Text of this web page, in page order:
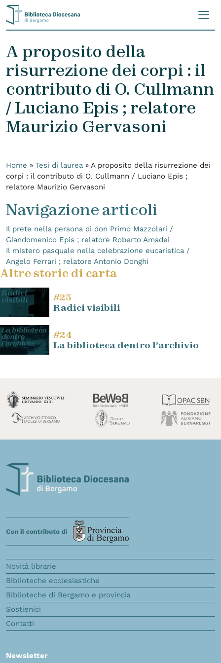
Skip to content
A proposito della
risurrezione dei corpi : il
contributo di O. Cullmann
/ Luciano Epis ; relatore
Maurizio Gervasoni
Home » Tesi di laurea » A proposito della risurrezione dei
corpi : il contributo di O. Cullmann / Luciano Epis ;
relatore Maurizio Gervasoni
Navigazione articoli
Il prete nella persona di don Primo Mazzolari /
Giandomenico Epis ; relatore Roberto Amadei
Il mistero pasquale nella celebrazione eucaristica /
Angelo Ferrari ; relatore Antonio Donghi
Altre storie di carta
#25
Radici visibili
#24
La biblioteca dentro l’archivio
Novità librarie
Biblioteche ecclesiastiche
Biblioteche di Bergamo e provincia
Sostienici
Contatti
Newsletter